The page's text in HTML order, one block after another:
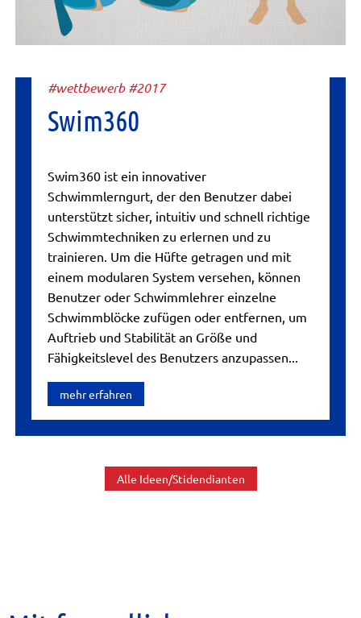
#wettbewerb #2017
Swim360
Swim360 ist ein innovativer
Schwimmlerngurt, der den Benutzer dabei
unterstützt sicher, intuitiv und schnell richtige
Schwimmtechniken zu erlernen und zu
trainieren. Um die Hüfte getragen und mit
einem modularen System versehen, können
Benutzer oder Schwimmlehrer einzelne
Schwimmblöcke zufügen oder entfernen, um
Auftrieb und Stabilität an Größe und
Fähigkeitslevel des Benutzers anzupassen...
mehr erfahren
Alle Ideen/Stidendianten